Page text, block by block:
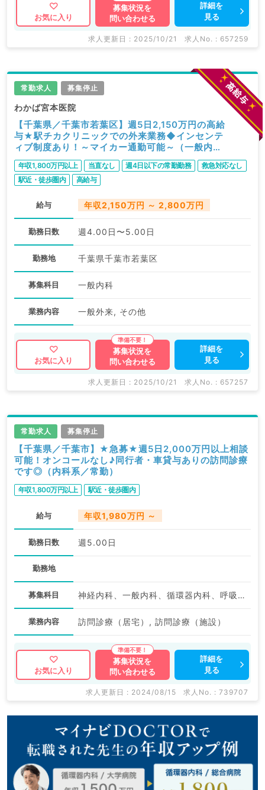
お気に入り
募集状況を
問い合わせる
詳細を
見る
求人更新日 : 2025/10/21 求人No. : 657259
常勤求人 募集停止
わかば宮本医院
【千葉県／千葉市若葉区】週5日2,150万円の高給
与★駅チカクリニックでの外来業務◆インセンテ
ィブ制度あり！～マイカー通勤可能～（一般内科
／常勤）
年収1,800万円以上 当直なし 週4日以下の常勤勤務
救急対応なし
駅近・徒歩圏内
高給与
給与 年収2,150万円 ～ 2,800万円
勤務日数 週4.00日〜5.00日
勤務地 千葉県千葉市若葉区
募集科目 一般内科
業務内容 一般外来, その他
お気に入り
募集状況を
問い合わせる
詳細を
見る
求人更新日 : 2025/10/21 求人No. : 657257
常勤求人 募集停止
【千葉県／千葉市】★急募★週5日2,000万円以上相談
可能！オンコールなし♪同行者・車貸与ありの訪問診療
です◎（内科系／常勤）
年収1,800万円以上 駅近・徒歩圏内
給与 年収1,980万円 ～
勤務日数 週5.00日
勤務地
募集科目 神経内科、一般内科、循環器内科、呼吸器内科、消化器内科、内分泌・代謝内科、腎臓内科、老年内科、血液内科、膠原病科
業務内容 訪問診療（居宅）, 訪問診療（施設）
お気に入り
募集状況を
問い合わせる
詳細を
見る
求人更新日 : 2024/08/15 求人No. : 739707